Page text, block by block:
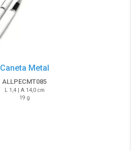
Caneta Metal
ALLPECMT085
L 1,4 | A 14,0 cm
19 g